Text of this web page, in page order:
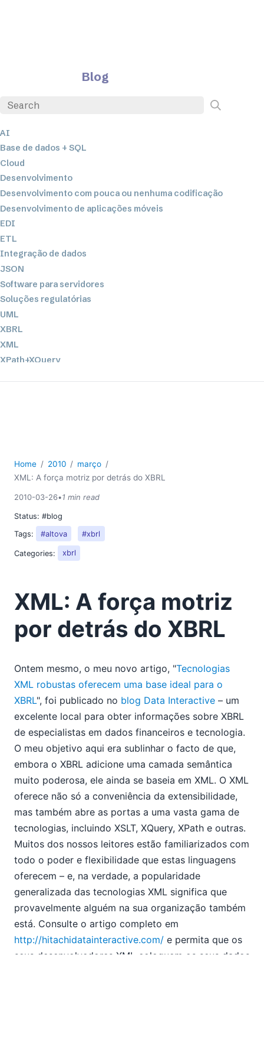
Blog
AI
Base de dados + SQL
Cloud
Desenvolvimento
Desenvolvimento com pouca ou nenhuma codificação
Desenvolvimento de aplicações móveis
EDI
ETL
Integração de dados
JSON
Software para servidores
Soluções regulatórias
UML
XBRL
XML
XPath+XQuery
2023
2022
2019
2018
2017
2014
2013
2012
2011
02
03
Dividir diagramas de sequência UML grandes
XML: A força motriz por detrás do XBRL
04
05
06
07
09
10
11
2009
2008
2007
Home 2010
março
XML: A força motriz por detrás do XBRL
2010-03-26•1 min read
Status: #blog
Tags:
#altova #xbrl
Categories: xbrl
XML: A força motriz
por detrás do XBRL
Ontem mesmo, o meu novo artigo, "Tecnologias
XML robustas oferecem uma base ideal para o
XBRL", foi publicado no blog Data Interactive – um
excelente local para obter informações sobre XBRL
de especialistas em dados financeiros e tecnologia.
O meu objetivo aqui era sublinhar o facto de que,
embora o XBRL adicione uma camada semântica
muito poderosa, ele ainda se baseia em XML. O XML
oferece não só a conveniência da extensibilidade,
mas também abre as portas a uma vasta gama de
tecnologias, incluindo XSLT, XQuery, XPath e outras.
Muitos dos nossos leitores estão familiarizados com
todo o poder e flexibilidade que estas linguagens
oferecem – e, na verdade, a popularidade
generalizada das tecnologias XML significa que
provavelmente alguém na sua organização também
está. Consulte o artigo completo em
http://hitachidatainteractive.com/ e permita que os
seus desenvolvedores XML coloquem os seus dados